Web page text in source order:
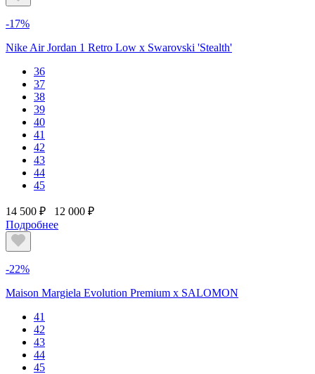
-17%
Nike Air Jordan 1 Retro Low x Swarovski 'Stealth'
36
37
38
39
40
41
42
43
44
45
14 500 ₽
12 000 ₽
Подробнее
-22%
Maison Margiela Evolution Premium х SALOMON
41
42
43
44
45